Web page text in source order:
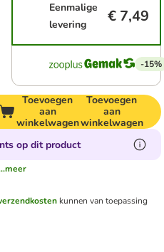
Eenmalige
levering
€ 7,49
-15%
Toevoegen
aan
winkelwagen
Toevoegen
aan
winkelwagen
op dit product
kunnen van toepassing